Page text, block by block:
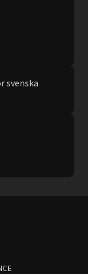
svenska